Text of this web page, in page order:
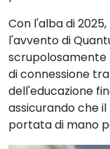
Con l'alba di
l'avvento di
di connessione
dell'educazione
assicurando che
portata di mano